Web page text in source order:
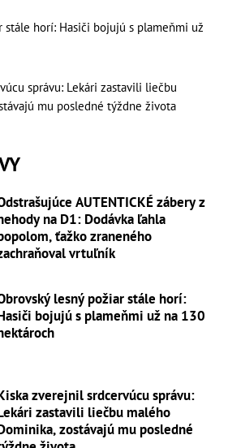
stále horí: Hasiči bojujú s plameňmi už
správu: Lekári zastavili liečbu
mu posledné týždne života
AUTENTICKÉ zábery z
na D1: Dodávka ľahla
ťažko zraneného
vrtuľník
lesný požiar stále horí:
bojujú s plameňmi už na 130
zverejnil srdcervúcu správu:
zastavili liečbu malého
zostávajú mu posledné